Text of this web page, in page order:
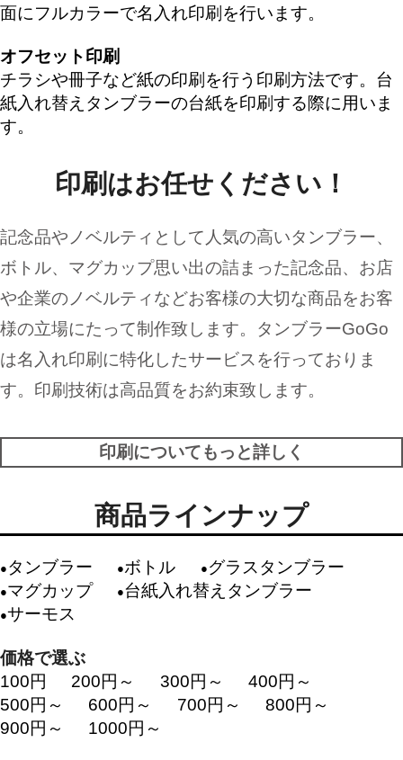
面にフルカラーで名入れ印刷を行います。
オフセット印刷
チラシや冊子など紙の印刷を行う印刷方法です。台
紙入れ替えタンブラーの台紙を印刷する際に用いま
す。
印刷はお任せください！
記念品やノベルティとして人気の高いタンブラー、
ボトル、マグカップ思い出の詰まった記念品、お店
や企業のノベルティなどお客様の大切な商品をお客
様の立場にたって制作致します。タンブラーGoGo
は名入れ印刷に特化したサービスを行っておりま
す。印刷技術は高品質をお約束致します。
印刷についてもっと詳しく
商品ラインナップ
タンブラー ボトル
グラスタンブラー
マグカップ
台紙入れ替えタンブラー
サーモス
価格で選ぶ
100円
200円～ 300円～
400円～
500円～
600円～ 700円～
800円～
900円～
1000円～